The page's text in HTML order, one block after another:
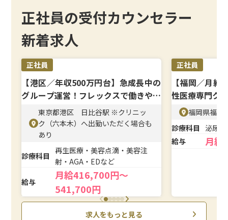
正社員の受付カウンセラー
新着求人
正社員
【港区／年収500万円台】急成長中の
グループ運営！フレックスで働きやす
東京都港区 日比谷駅 ※クリニッ
ク（六本木）へ出勤いただく場合も
あり
診療科目
再生医療・美容点滴・美容注
射・AGA・EDなど
給与
月給416,700円～
541,700円
正社員
【福岡／月給
性医療専門ク
福岡県福岡
診療科目
泌尿
給与
月給
求人をもっと見る